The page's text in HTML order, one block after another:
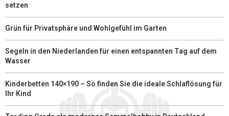
setzen
Grün für Privatsphäre und Wohlgefühl im Garten
Segeln in den Niederlanden für einen entspannten Tag auf dem
Wasser
Kinderbetten 140×190 – So finden Sie die ideale Schlaflösung für
Ihr Kind